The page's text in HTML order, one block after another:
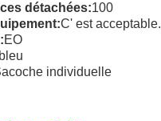
détachées:100
C' est acceptable.
EO
individuelle